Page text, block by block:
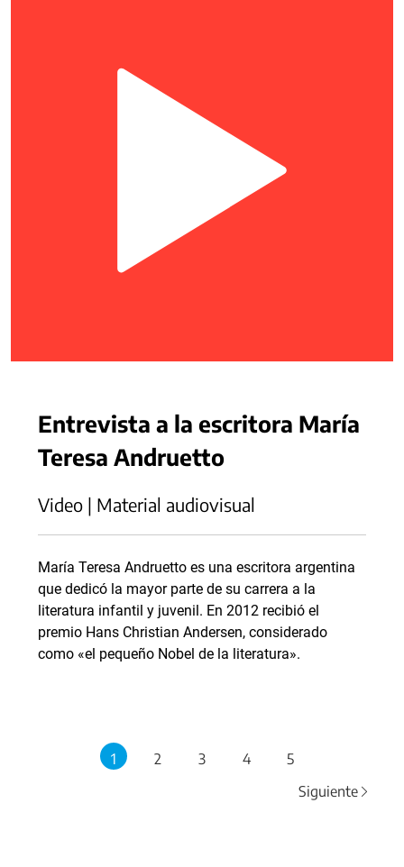
Entrevista a la escritora María
Teresa Andruetto
Video | Material audiovisual
María Teresa Andruetto es una escritora argentina
que dedicó la mayor parte de su carrera a la
literatura infantil y juvenil. En 2012 recibió el
premio Hans Christian Andersen, considerado
como «el pequeño Nobel de la literatura».
1 2 3 4
5
Siguiente